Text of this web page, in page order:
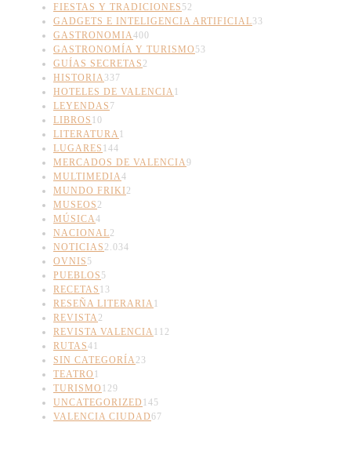
FIESTAS Y TRADICIONES 52
GADGETS E INTELIGENCIA ARTIFICIAL33
GASTRONOMIA400
GASTRONOMÍA Y TURISMO 53
GUÍAS SECRETAS 2
HISTORIA337
HOTELES DE VALENCIA1
LEYENDAS 7
LIBROS 10
LITERATURA1
LUGARES 144
MERCADOS DE VALENCIA9
MULTIMEDIA4
MUNDO FRIKI2
MUSEOS 2
MÚSICA4
NACIONAL2
NOTICIAS 2.034
OVNIS 5
PUEBLOS 5
RECETAS 13
RESEÑA LITERARIA1
REVISTA2
REVISTA VALENCIA112
RUTAS41
SIN CATEGORÍA23
TEATRO 1
TURISMO 129
UNCATEGORIZED 145
VALENCIA CIUDAD67